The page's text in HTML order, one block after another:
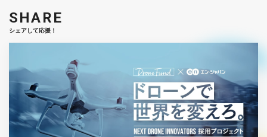
SHARE
シェアして応援！